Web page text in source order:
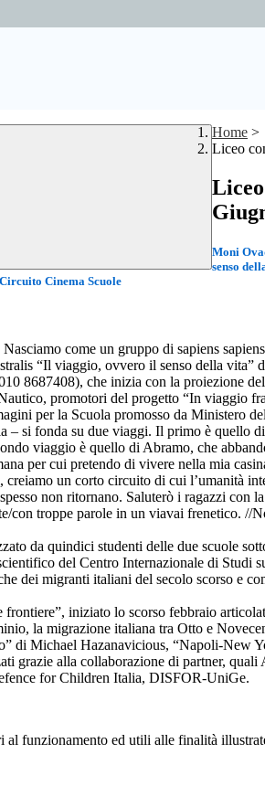
Home >
Liceo
Moni
senso
Cinema Scuole
come un gruppo di sapiens
“Il viaggio, ovvero il senso della
8687408), che inizia con la proiezione
promotori del progetto “In viaggio
per la Scuola promosso da Ministero
si fonda su due viaggi. Il primo è quello
viaggio è quello di Abramo, che
per cui pretendo di vivere nella mia
un corto circuito di cui l’umanità
non ritornano. Saluterò i ragazzi
con troppe parole in un viavai frenetico.
da quindici studenti delle due scuole
del Centro Internazionale di
dei migranti italiani del secolo scorso e
iniziato lo scorso febbraio
la migrazione italiana tra Otto e
di Michael Hazanavicious, “Napoli-New
grazie alla collaborazione di partner,
for Children Italia, DISFOR-UniGe.
al funzionamento ed utili alle finalità